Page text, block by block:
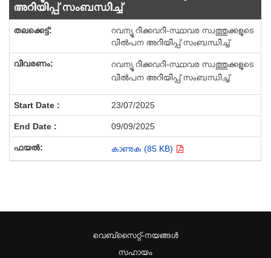
അറിയിപ്പ് സംബന്ധിച്ച്
റവന്യൂ റിക്കവറി-സ്ഥാവര സ്വത്തുക്കളുടെ
വിൽപന അറിയിപ്പ് സംബന്ധിച്ച്
റവന്യൂ റിക്കവറി-സ്ഥാവര സ്വത്തുക്കളുടെ
വിൽപന അറിയിപ്പ് സംബന്ധിച്ച്
23/07/2025
09/09/2025
കാണുക (85 KB)
വെബ്സൈറ്റ്-നയങ്ങള്‍
സഹായം